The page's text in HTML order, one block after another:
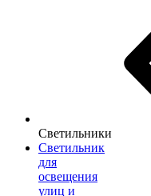
Светильники
Светильник
для
освещения
улиц и